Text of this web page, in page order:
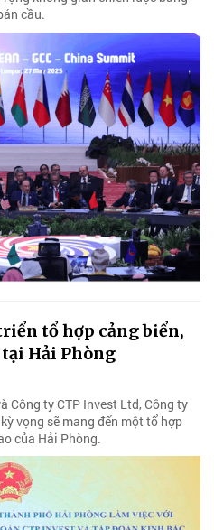
cầu.
tổ hợp cảng biển,
Hải Phòng
Công ty CTP Invest Ltd, Công ty
vọng sẽ mang đến một tổ hợp
của Hải Phòng.